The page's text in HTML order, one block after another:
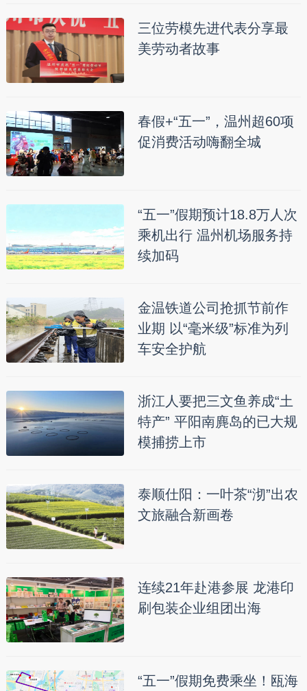
三位劳模先进代表分享最
美劳动者故事
春假+“五一”，温州超60项
促消费活动嗨翻全城
“五一”假期预计18.8万人次
乘机出行 温州机场服务持
续加码
金温铁道公司抢抓节前作
业期 以“毫米级”标准为列
车安全护航
浙江人要把三文鱼养成“土
特产” 平阳南麂岛的已大规
模捕捞上市
泰顺仕阳：一叶茶“沏”出农
文旅融合新画卷
连续21年赴港参展 龙港印
刷包装企业组团出海
“五一”假期免费乘坐！瓯海